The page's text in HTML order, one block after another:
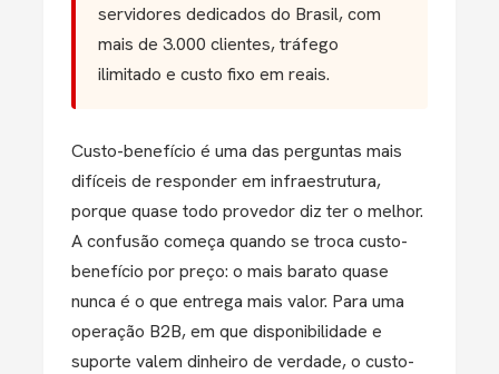
servidores dedicados do Brasil, com
mais de 3.000 clientes, tráfego
ilimitado e custo fixo em reais.
Custo-benefício é uma das perguntas mais
difíceis de responder em infraestrutura,
porque quase todo provedor diz ter o melhor.
A confusão começa quando se troca custo-
benefício por preço: o mais barato quase
nunca é o que entrega mais valor. Para uma
operação B2B, em que disponibilidade e
suporte valem dinheiro de verdade, o custo-